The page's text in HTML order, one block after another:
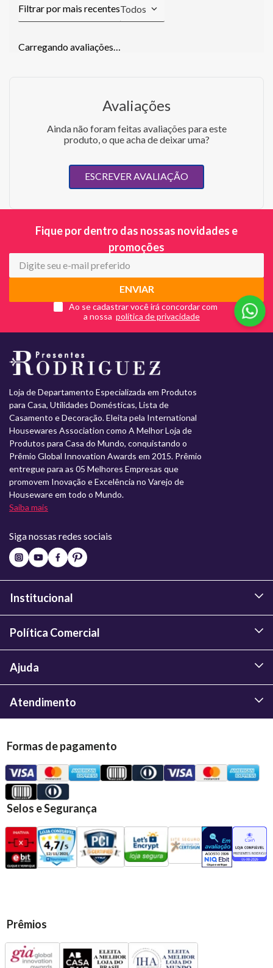
Todos
Carregando avaliações…
Avaliações
Ainda não foram feitas avaliações para este
produto, o que acha de deixar uma?
ESCREVER AVALIAÇÃO
Fique por dentro das nossas novidades e
promoções
ENVIAR
Ao se cadastrar você irá concordar com
a nossa
Loja de Departamento Especializada em Produtos
para Casa, Utilidades Domésticas, Lista de
Casamento e Decoração. Eleita pela International
Housewares Association como A Melhor Loja de
Produtos para Casa do Mundo, conquistando o
Prêmio Global Innovation Awards em 2015. Prêmio
entregue para as 05 Melhores Empresas que
promovem Inovação e Excelência no Varejo de
Houseware em todo o Mundo.
Saiba mais
Siga nossas redes sociais
Institucional
Política Comercial
Ajuda
Atendimento
Formas de pagamento
Selos e Segurança
Prêmios